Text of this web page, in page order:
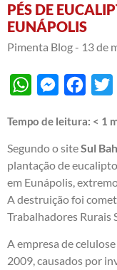
PÉS DE
EUNÁPOLIS
Pimenta Blog - 13 de
WhatsAppMessenger
Tempo de leitura: < 1
Segundo o siteSul
plantação de
em Eunápolis,
A destruição foi
Trabalhadores Rurais
A empresa de
2009, causados por